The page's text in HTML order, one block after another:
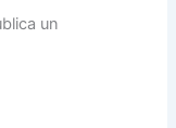
un